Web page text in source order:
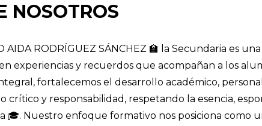
NOSOTROS
AIDA RODRÍGUEZ SÁNCHEZ 🏫 la Secundaria es
experiencias y recuerdos que acompañan a los
fortalecemos el desarrollo académico,
crítico y responsabilidad, respetando la esencia,
🎓. Nuestro enfoque formativo nos posiciona como